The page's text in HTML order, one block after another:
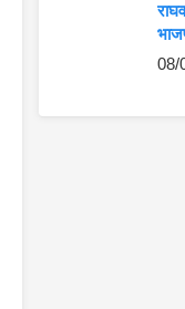
08/